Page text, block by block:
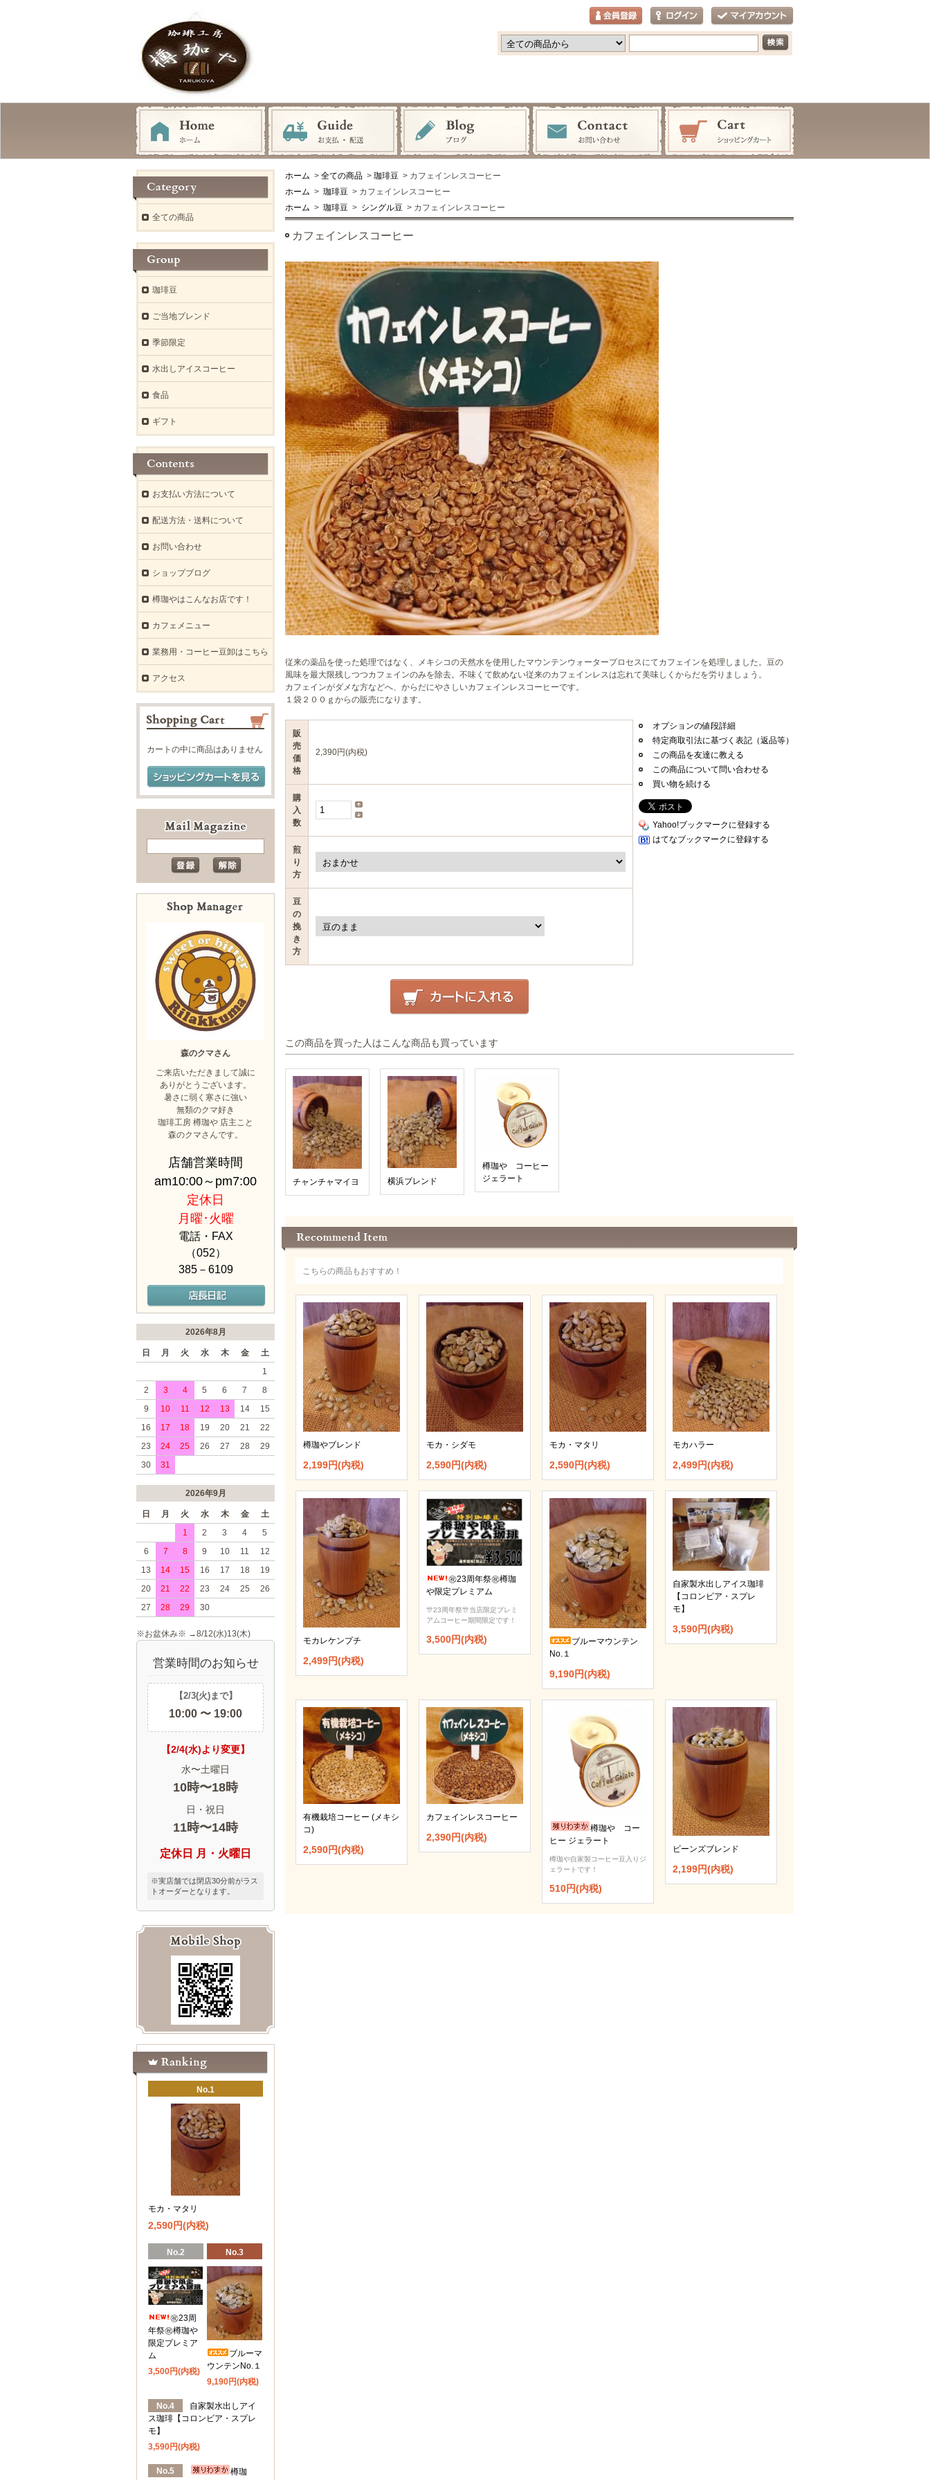
ホーム > 全ての商品 > 珈琲豆 > カフェインレスコーヒー
ホーム > 珈琲豆 > カフェインレスコーヒー
ホーム > 珈琲豆 > シングル豆 > カフェインレスコーヒー
カフェインレスコーヒー
従来の薬品を使った処理ではなく、メキシコの天然水を使用したマウンテンウォータープロセスにてカフェインを処理しました。豆の
風味を最大限残しつつカフェインのみを除去。不味くて飲めない従来のカフェインレスは忘れて美味しくからだを労りましょう。
カフェインがダメな方などへ、からだにやさしいカフェインレスコーヒーです。
１袋２００ｇからの販売になります。
販
売
価
格
2,390円(内税)
購
入
数
煎
り
方
豆
の
挽
き
方
オプションの値段詳細
特定商取引法に基づく表記（返品等）
この商品を友達に教える
この商品について問い合わせる
買い物を続ける
Yahoo!ブックマークに登録する
はてなブックマークに登録する
この商品を買った人はこんな商品も買っています
チャンチャマイヨ 横浜ブレンド
樽珈や コーヒー
ジェラート
こちらの商品もおすすめ！
樽珈やブレンド
2,199円(内税)
モカ・シダモ
2,590円(内税)
モカ・マタリ
2,590円(内税)
モカハラー
2,499円(内税)
モカレケンプチ
2,499円(内税)
㊗️23周年祭㊗️樽珈
や限定プレミアム
🎊23周年祭🎊当店限定プレミ
アムコーヒー期間限定です！
3,500円(内税)
ブルーマウンテン
No.１
9,190円(内税)
自家製水出しアイス珈琲
【コロンビア・スプレ
モ】
3,590円(内税)
有機栽培コーヒー (メキシ
コ)
2,590円(内税)
カフェインレスコーヒー
2,390円(内税)
樽珈や コー
ヒー ジェラート
樽珈や自家製コーヒー豆入りジ
ェラートです！
510円(内税)
ビーンズブレンド
2,199円(内税)
全ての商品
珈琲豆
ご当地ブレンド
季節限定
水出しアイスコーヒー
食品
ギフト
お支払い方法について
配送方法・送料について
お問い合わせ
ショップブログ
樽珈やはこんなお店です！
カフェメニュー
業務用・コーヒー豆卸はこちら
アクセス
カートの中に商品はありません
森のクマさん
ご来店いただきまして誠に
ありがとうございます。
暑さに弱く寒さに強い
無類のクマ好き
珈琲工房 樽珈や 店主こと
森のクマさんです。
店舗営業時間
am10:00～pm7:00
定休日
月曜･火曜
電話・FAX
（052）
385－6109
2026年8月
日 月 火 水 木 金
土
1
2
3 4 5 6 7
8
9
10 11 12 13 14
15
16
17 18 19 20 21
22
23
24 25 26 27 28
29
30
31
2026年9月
日 月 火 水 木 金
土
1
2 3 4
5
6
7 8 9 10 11
12
13
14 15 16 17 18
19
20
21 22 23 24 25
26
27
28 29 30
※お盆休み※ →8/12(水)13(木)
営業時間のお知らせ
【2/3(火)まで】
10:00 〜 19:00
【2/4(水)より変更】
水〜土曜日
10時〜18時
日・祝日
11時〜14時
定休日 月・火曜日
※実店舗では閉店30分前がラス
トオーダーとなります。
No.1
モカ・マタリ
2,590円(内税)
No.2
㊗️23周
年祭㊗️樽珈や
限定プレミア
ム
3,500円(内税)
No.3
ブルーマ
ウンテンNo.１
9,190円(内税)
No.4
自家製水出しアイ
ス珈琲【コロンビア・スプレ
モ】
3,590円(内税)
No.5
樽珈